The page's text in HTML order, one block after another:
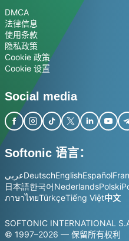
DMCA
法律信息
使用条款
隐私政策
Cookie 政策
Cookie 设置
Social media
Softonic 语言：
عربيDeutschEnglishEspañol
日本語한국어NederlandsPolski
ภาษาไทยTürkçeTiếng Việt中文
SOFTONIC INTERNATIONAL
© 1997–2026 — 保留所有权利